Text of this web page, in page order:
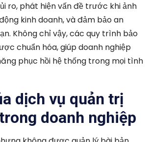
ro, phát hiện vấn đề trước khi ảnh
kinh doanh, và đảm bảo an
Không chỉ vậy, các quy trình bảo
chuẩn hóa, giúp doanh nghiệp
phục hồi hệ thống trong mọi tình
dịch vụ quản trị
doanh nghiệp